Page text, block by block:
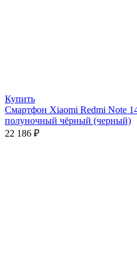
Купить
Смартфон Xiaomi Redmi Note
полуночный чёрный (черный)
22 186 ₽